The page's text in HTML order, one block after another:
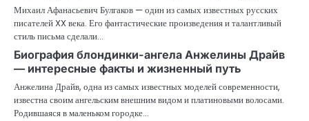
Михаил Афанасьевич Булгаков — один из самых известных русских
писателей XX века. Его фантастические произведения и талантливый
стиль письма сделали…
Биография блондинки-ангела Анжелины Драйв
— интересные факты и жизненный путь
Анжелина Драйв, одна из самых известных моделей современности,
известна своим ангельским внешним видом и платиновыми волосами.
Родившаяся в маленьком городке…